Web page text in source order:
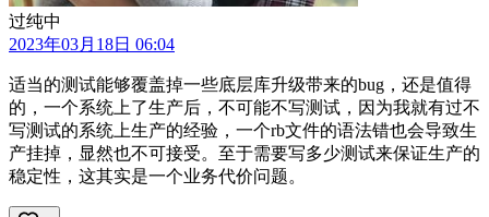
过纯中
2023年03月18日 06:04
适当的测试能够覆盖掉一些底层库升级带来的bug，还是值得
的，一个系统上了生产后，不可能不写测试，因为我就有过不
写测试的系统上生产的经验，一个rb文件的语法错也会导致生
产挂掉，显然也不可接受。至于需要写多少测试来保证生产的
稳定性，这其实是一个业务代价问题。